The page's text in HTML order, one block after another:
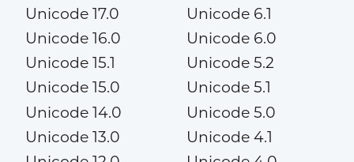
Unicode 17.0
Unicode 16.0
Unicode 15.1
Unicode 15.0
Unicode 14.0
Unicode 13.0
Unicode 6.1
Unicode 6.0
Unicode 5.2
Unicode 5.1
Unicode 5.0
Unicode 4.1